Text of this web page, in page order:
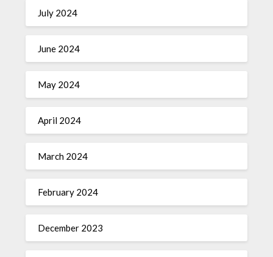
July 2024
June 2024
May 2024
April 2024
March 2024
February 2024
December 2023